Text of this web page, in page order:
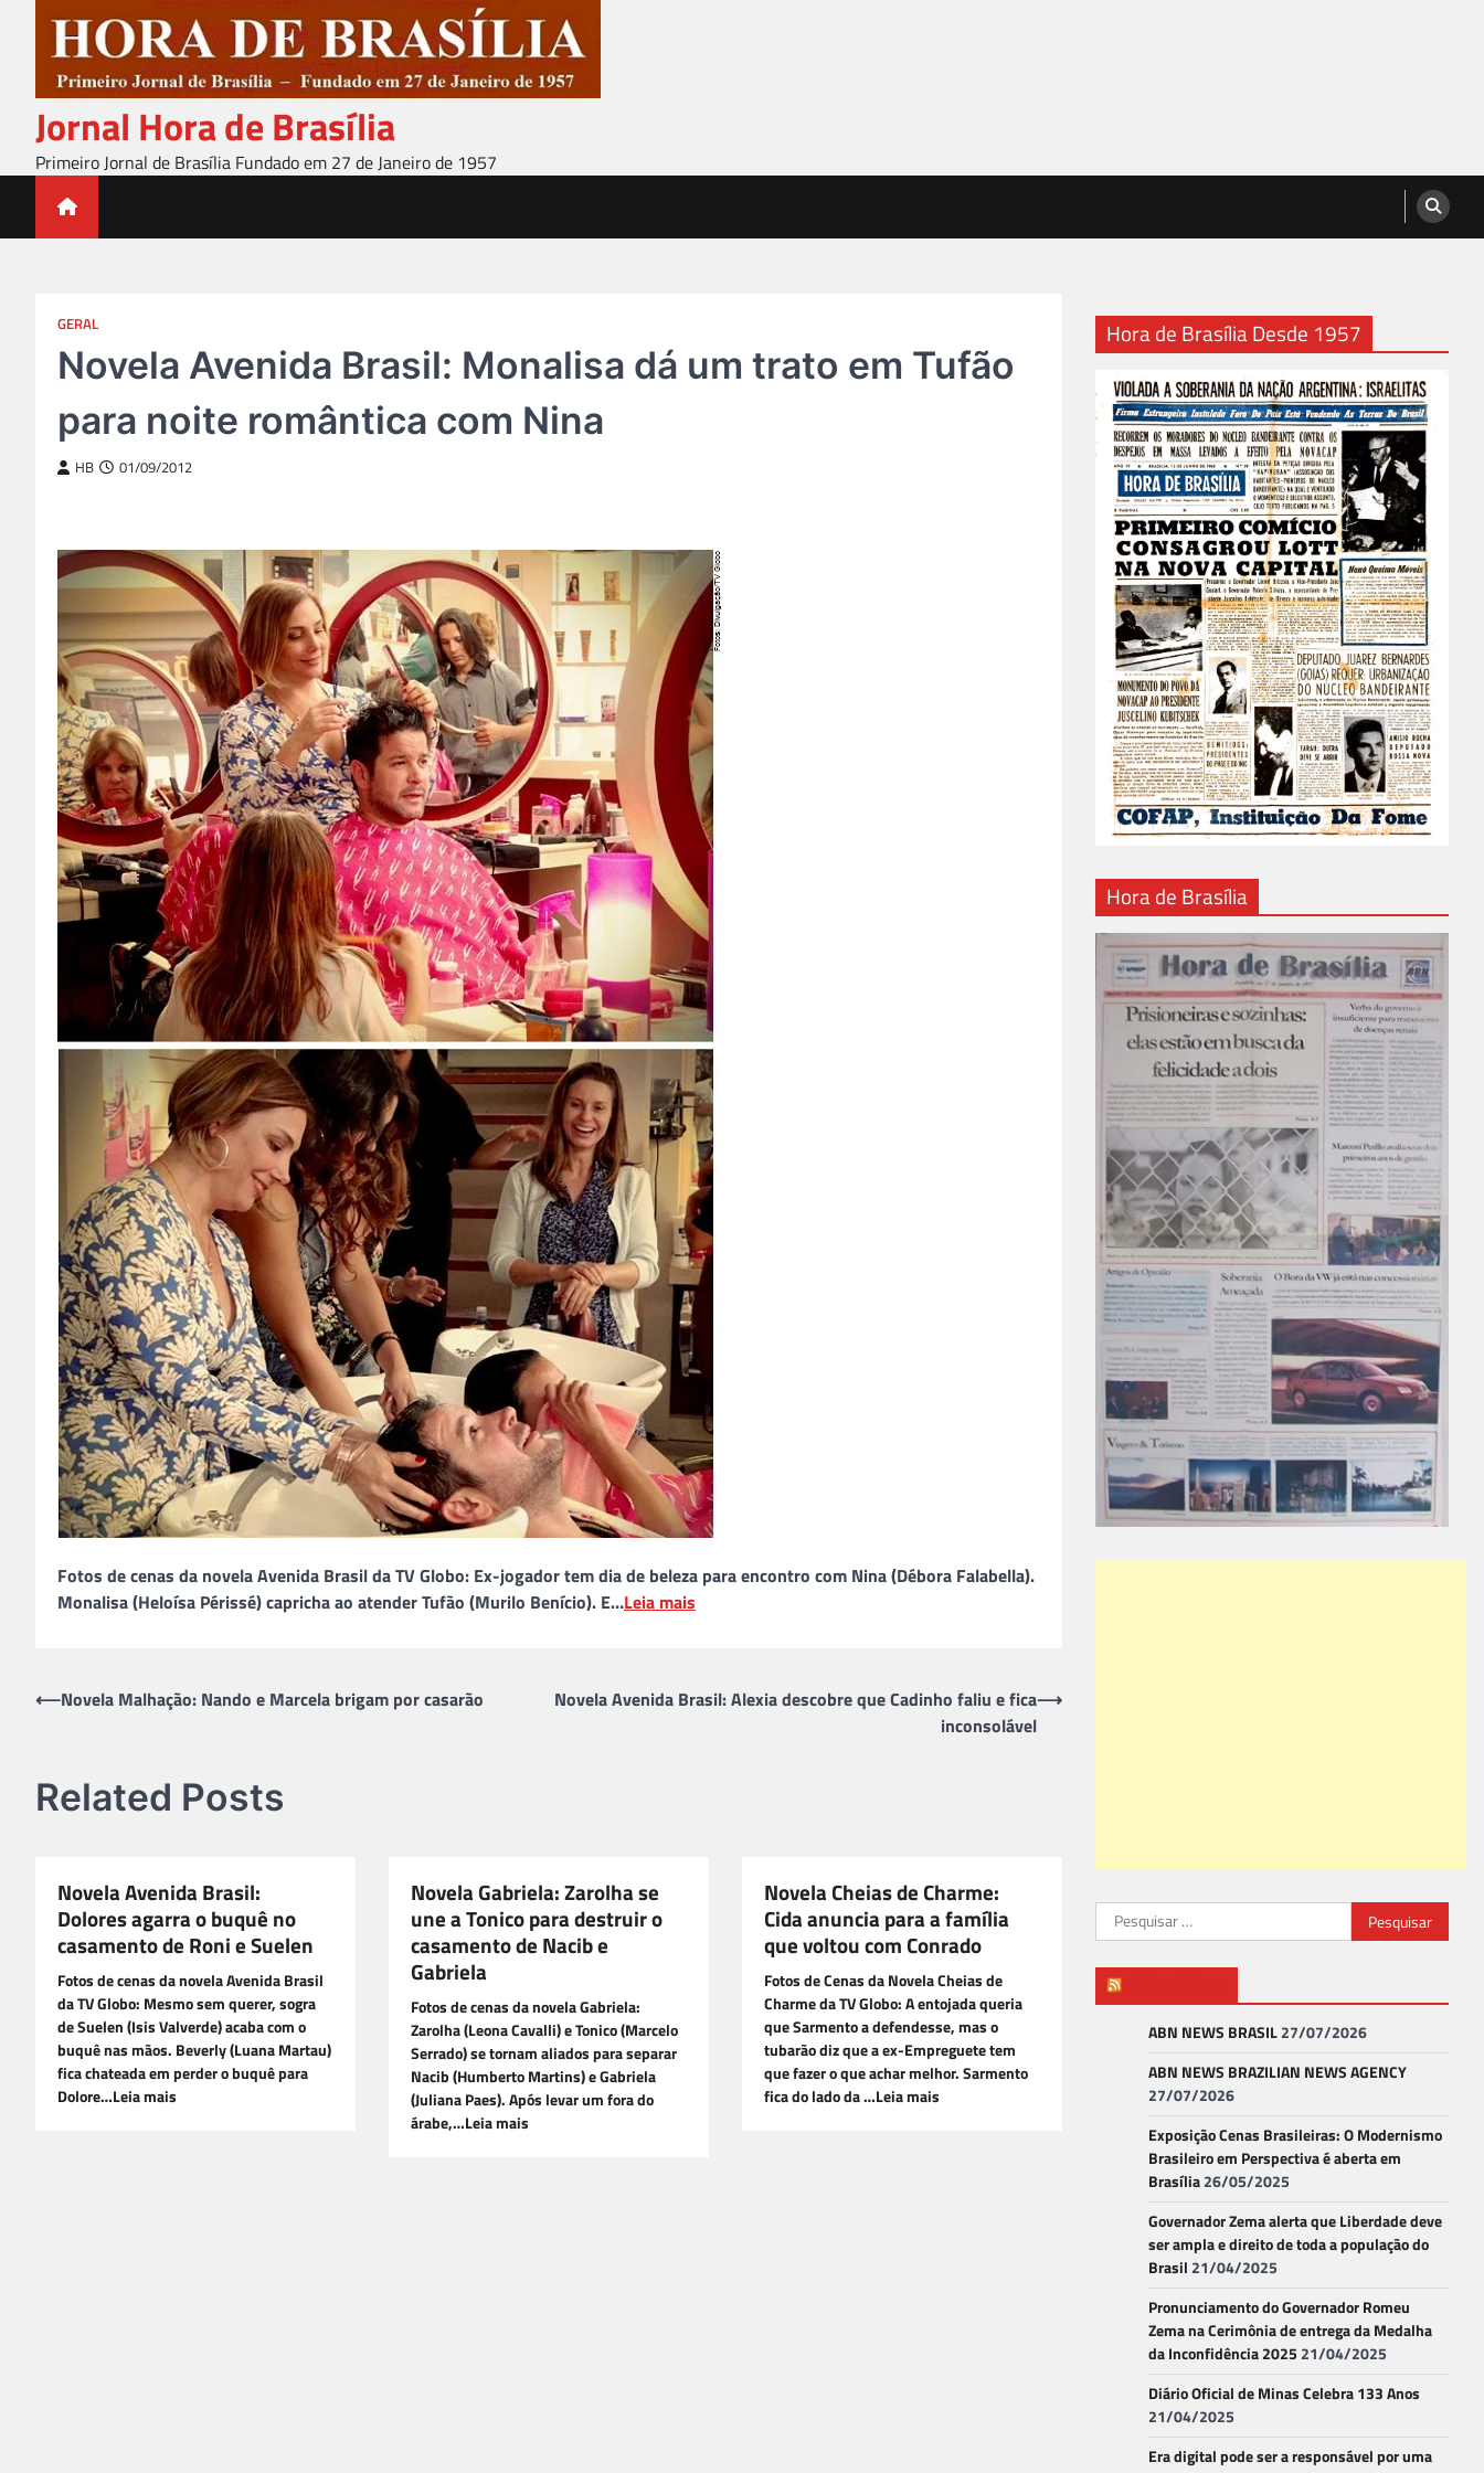
content
Jornal Hora de Brasília
Primeiro Jornal de Brasília Fundado em 27 de Janeiro de 1957
GERAL
Novela Avenida Brasil: Monalisa dá um trato em Tufão
para noite romântica com Nina
HB 01/09/2012
Fotos de cenas da novela Avenida Brasil da TV Globo: Ex-jogador tem dia de beleza para encontro com Nina (Débora Falabella).
Monalisa (Heloísa Périssé) capricha ao atender Tufão (Murilo Benício). E…Leia mais
Navegação
⟵Novela Malhação: Nando e Marcela brigam por casarão
Novela Avenida Brasil: Alexia descobre que Cadinho faliu e fica
inconsolável
⟶
Related Posts
Novela Avenida Brasil:
Dolores agarra o buquê no
casamento de Roni e Suelen
Fotos de cenas da novela Avenida Brasil
da TV Globo: Mesmo sem querer, sogra
de Suelen (Isis Valverde) acaba com o
buquê nas mãos. Beverly (Luana Martau)
fica chateada em perder o buquê para
Dolore…Leia mais
Novela Gabriela: Zarolha se
une a Tonico para destruir o
casamento de Nacib e
Gabriela
Fotos de cenas da novela Gabriela:
Zarolha (Leona Cavalli) e Tonico (Marcelo
Serrado) se tornam aliados para separar
Nacib (Humberto Martins) e Gabriela
(Juliana Paes). Após levar um fora do
árabe,…Leia mais
Novela Cheias de Charme:
Cida anuncia para a família
que voltou com Conrado
Fotos de Cenas da Novela Cheias de
Charme da TV Globo: A entojada queria
que Sarmento a defendesse, mas o
tubarão diz que a ex-Empreguete tem
que fazer o que achar melhor. Sarmento
fica do lado da …Leia mais
Hora de Brasília Desde 1957
Hora de Brasília
Pesquisar
por:
ABN NEWS BRASIL27/07/2026
ABN NEWS BRAZILIAN NEWS AGENCY
27/07/2026
Exposição Cenas Brasileiras: O Modernismo
Brasileiro em Perspectiva é aberta em
Brasília26/05/2025
Governador Zema alerta que Liberdade deve
ser ampla e direito de toda a população do
Brasil 21/04/2025
Pronunciamento do Governador Romeu
Zema na Cerimônia de entrega da Medalha
da Inconfidência 2025 21/04/2025
Diário Oficial de Minas Celebra 133 Anos
21/04/2025
Era digital pode ser a responsável por uma